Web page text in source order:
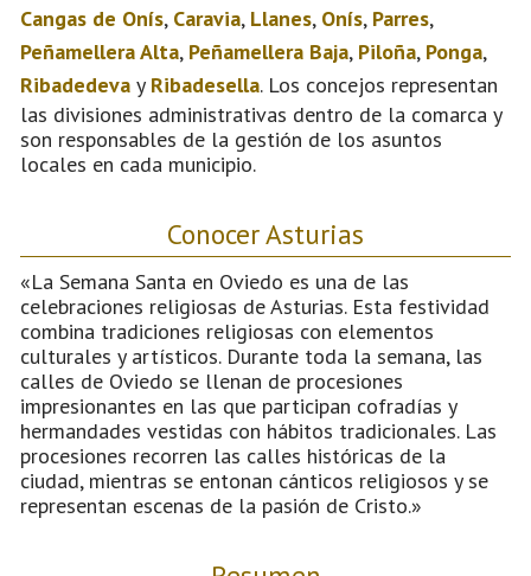
Cangas de Onís, Caravia, Llanes, Onís, Parres,
Peñamellera Alta, Peñamellera Baja, Piloña, Ponga,
Ribadedeva y Ribadesella. Los concejos representan
las divisiones administrativas dentro de la comarca y
son responsables de la gestión de los asuntos
locales en cada municipio.
Conocer Asturias
«La Semana Santa en Oviedo es una de las
celebraciones religiosas de Asturias. Esta festividad
combina tradiciones religiosas con elementos
culturales y artísticos. Durante toda la semana, las
calles de Oviedo se llenan de procesiones
impresionantes en las que participan cofradías y
hermandades vestidas con hábitos tradicionales. Las
procesiones recorren las calles históricas de la
ciudad, mientras se entonan cánticos religiosos y se
representan escenas de la pasión de Cristo.»